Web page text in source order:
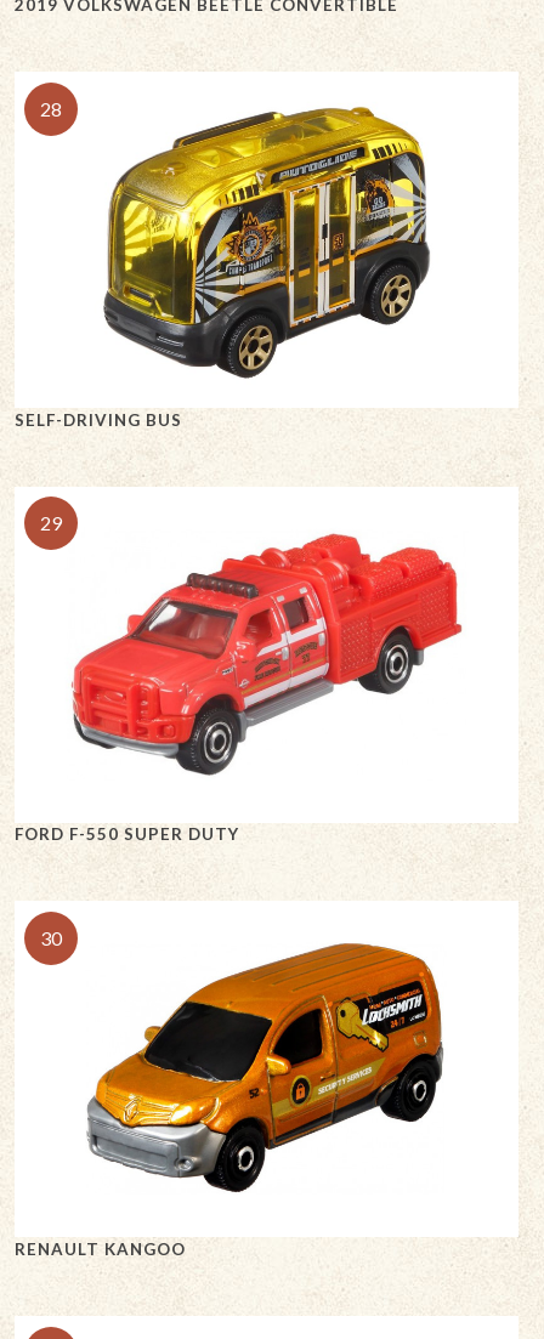
2019 VOLKSWAGEN BEETLE CONVERTIBLE
SELF-DRIVING BUS
28
FORD F-550 SUPER DUTY
29
RENAULT KANGOO
30